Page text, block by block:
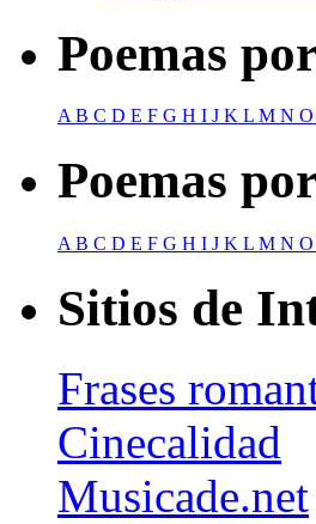
Poemas
AB C D E F G H I J K L M N O
Poemas
A B C D E F G H I J K L M N O
Sitios de
Frases
Cinecalidad
Musicade.net